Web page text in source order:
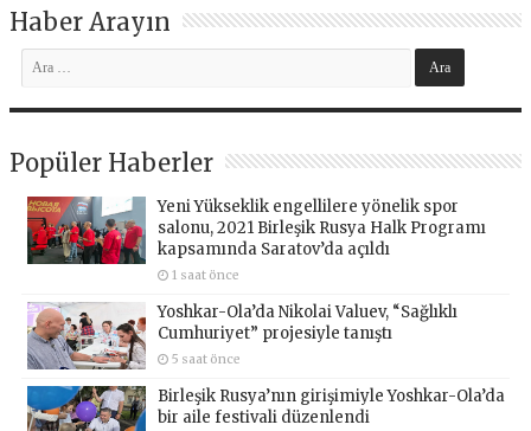
Haber Arayın
Popüler Haberler
Yeni Yükseklik engellilere yönelik spor
salonu, 2021 Birleşik Rusya Halk Programı
kapsamında Saratov’da açıldı
1 saat önce
Yoshkar-Ola’da Nikolai Valuev, “Sağlıklı
Cumhuriyet” projesiyle tanıştı
5 saat önce
Birleşik Rusya’nın girişimiyle Yoshkar-Ola’da
bir aile festivali düzenlendi